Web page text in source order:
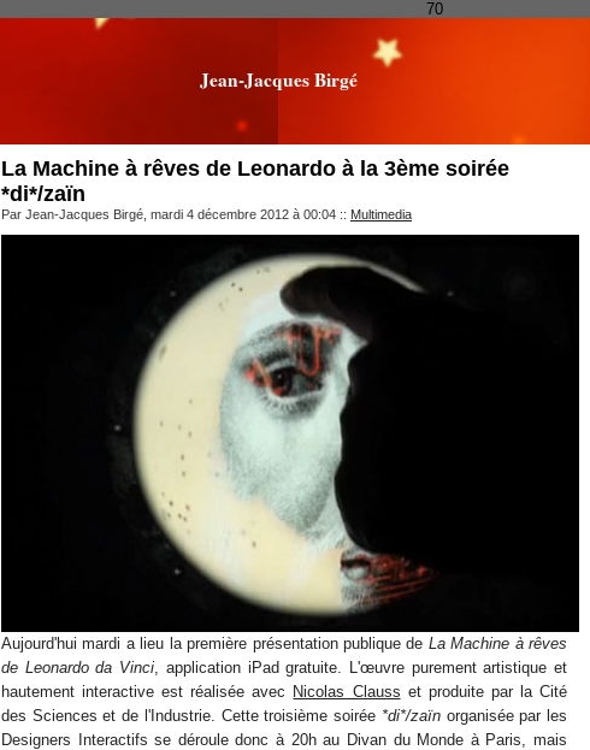
70
Jean-Jacques Birgé
La Machine à rêves de Leonardo à la 3ème soirée
*di*/zaïn
Par Jean-Jacques Birgé, mardi 4 décembre 2012 à 00:04 :: Multimedia
Aujourd'hui mardi a lieu la première présentation publique de La Machine à rêves
de Leonardo da Vinci , application iPad gratuite. L'œuvre purement artistique et
hautement interactive est réalisée avec Nicolas Clauss et produite par la Cité
des Sciences et de l'Industrie. Cette troisième soirée *di*/zaïnorganisée par les
Designers Interactifs se déroule donc à 20h au Divan du Monde à Paris, mais